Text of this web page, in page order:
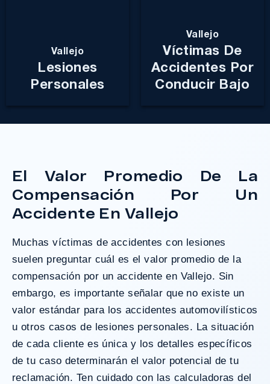
Vallejo
Lesiones
Personales
Vallejo
Víctimas De
Accidentes Por
Conducir Bajo
El Valor Promedio De La
Compensación Por Un
Accidente En Vallejo
Muchas víctimas de accidentes con lesiones
suelen preguntar cuál es el valor promedio de la
compensación por un accidente en Vallejo. Sin
embargo, es importante señalar que no existe un
valor estándar para los accidentes automovilísticos
u otros casos de lesiones personales. La situación
de cada cliente es única y los detalles específicos
de tu caso determinarán el valor potencial de tu
reclamación. Ten cuidado con las calculadoras del